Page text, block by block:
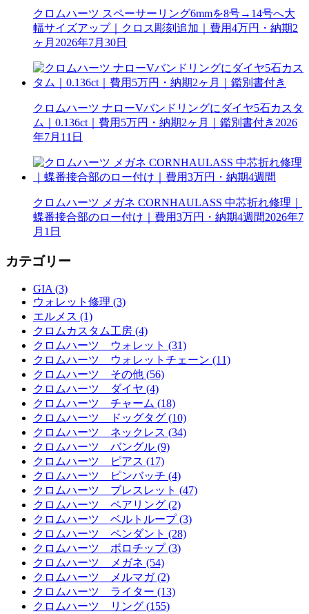
クロムハーツ スペーサーリング6mmを8号→14号へ大
幅サイズアップ｜クロス彫刻追加｜費用4万円・納期2
ヶ月 2026年7月30日
クロムハーツ ナローVバンドリングにダイヤ5石カスタ
ム｜0.136ct｜費用5万円・納期2ヶ月｜鑑別書付き 2026
年7月11日
クロムハーツ メガネ CORNHAULASS 中芯折れ修理｜
蝶番接合部のロー付け｜費用3万円・納期4週間2026年7
月1日
カテゴリー
GIA (3)
ウォレット修理 (3)
エルメス (1)
クロムカスタム工房 (4)
クロムハーツ ウォレット (31)
クロムハーツ ウォレットチェーン (11)
クロムハーツ その他 (56)
クロムハーツ ダイヤ (4)
クロムハーツ チャーム (18)
クロムハーツ ドッグタグ (10)
クロムハーツ ネックレス (34)
クロムハーツ バングル (9)
クロムハーツ ピアス (17)
クロムハーツ ピンバッチ (4)
クロムハーツ ブレスレット (47)
クロムハーツ ペアリング (2)
クロムハーツ ベルトループ (3)
クロムハーツ ペンダント (28)
クロムハーツ ボロチップ (3)
クロムハーツ メガネ (54)
クロムハーツ メルマガ (2)
クロムハーツ ライター (13)
クロムハーツ リング (155)